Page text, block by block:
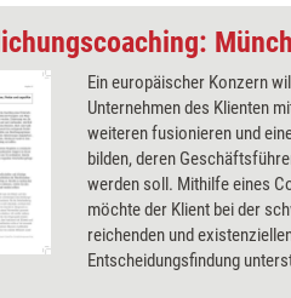
Ein europäischer Konzern
Unternehmen des Klienten
weiteren fusionieren und
bilden, deren
werden soll. Mithilfe eines
möchte der Klient bei der
reichenden und
Entscheidungsfindung